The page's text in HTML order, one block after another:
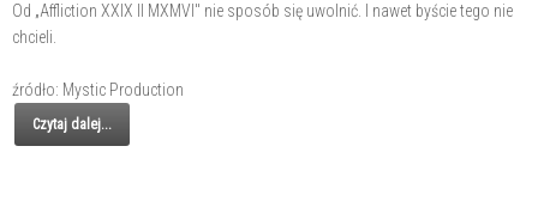
Od „Affliction XXIX II MXMVI" nie sposób się uwolnić. I nawet byście tego nie
chcieli.
źródło: Mystic Production
Czytaj dalej...